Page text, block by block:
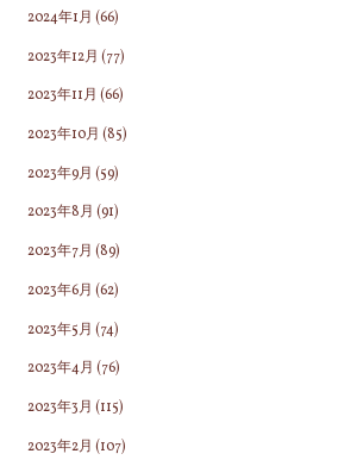
2024年1月 (66)
2023年12月 (77)
2023年11月 (66)
2023年10月 (85)
2023年9月 (59)
2023年8月 (91)
2023年7月 (89)
2023年6月 (62)
2023年5月 (74)
2023年4月 (76)
2023年3月 (115)
2023年2月 (107)